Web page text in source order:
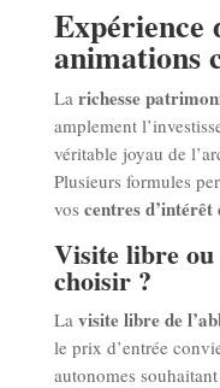
Expérience
animations
La richesse
amplement
véritable joyau de
Plusieurs formules
vos centres
Visite libre
choisir ?
La visite libre de
le prix d’entrée
autonomes